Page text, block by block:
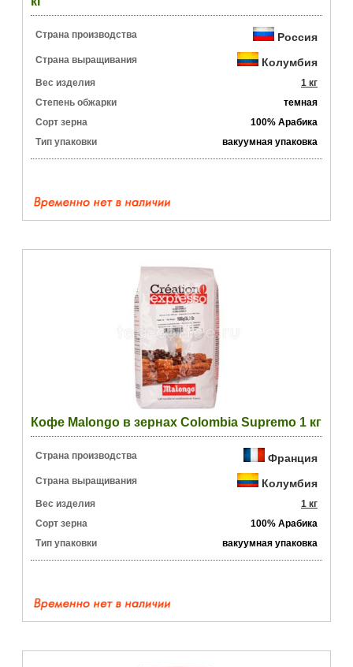
Страна производства Россия
Страна выращивания Колумбия
Вес изделия
1 кг
Степень обжарки
темная
Сорт зерна
100% Арабика
Тип упаковки
вакуумная упаковка
Кофе Malongo в зернах Colombia Supremo 1 кг
Страна производства Франция
Страна выращивания Колумбия
Вес изделия
1 кг
Сорт зерна
100% Арабика
Тип упаковки
вакуумная упаковка